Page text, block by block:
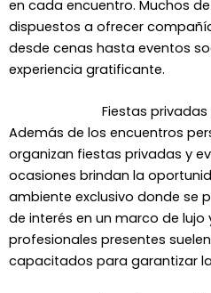
en cada encuentro. Muchos
dispuestos a ofrecer
desde cenas hasta eventos
experiencia gratificante.
Fiestas privadas
Además de los encuentros
organizan fiestas privadas y
ocasiones brindan la
ambiente exclusivo donde se
de interés en un marco de lujo
profesionales presentes
capacitados para garantizar